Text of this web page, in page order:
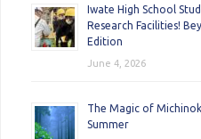
Iwate High School
Research Facilities!
Edition
June 4, 2026
The Magic of
Summer